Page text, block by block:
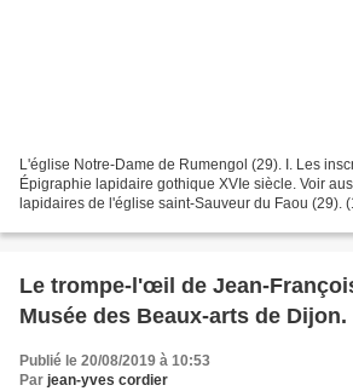
L'église Notre-Dame de Rumengol (29). I. Les
Épigraphie lapidaire gothique XVIe siècle. Voir
lapidaires de l'église saint-Sauveur du Faou (29).
Le trompe-l'œil de Jean-
Musée des Beaux-arts de Dijon.
Publié le 20/08/2019 à 10:53
Par jean-yves cordier